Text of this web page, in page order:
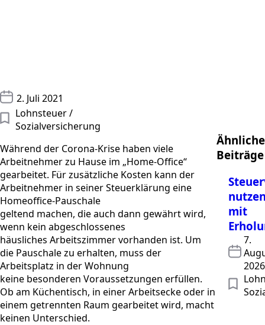
2. Juli 2021
Lohnsteuer /
Sozialversicherung
Während der Corona-Krise haben viele
Arbeitnehmer zu Hause im „Home-Office“
gearbeitet. Für zusätzliche Kosten kann der
Arbeitnehmer in seiner Steuerklärung eine
Homeoffice-Pauschale
geltend machen, die auch dann gewährt wird,
wenn kein abgeschlossenes
häusliches Arbeitszimmer vorhanden ist. Um
die Pauschale zu erhalten, muss der
Arbeitsplatz in der Wohnung
keine besonderen Voraussetzungen erfüllen.
Ob am Küchentisch, in einer Arbeitsecke oder in
einem getrennten Raum gearbeitet wird, macht
keinen Unterschied.
Ähnliche
Beiträge
mit
7.
2026